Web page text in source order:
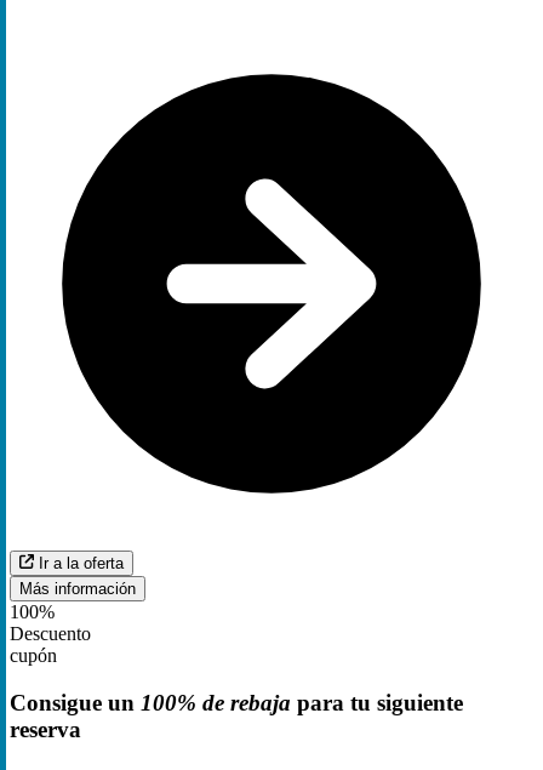
Ir a la oferta
Más información
100%
Descuento
cupón
Consigue un 100% de rebaja para tu siguiente
reserva